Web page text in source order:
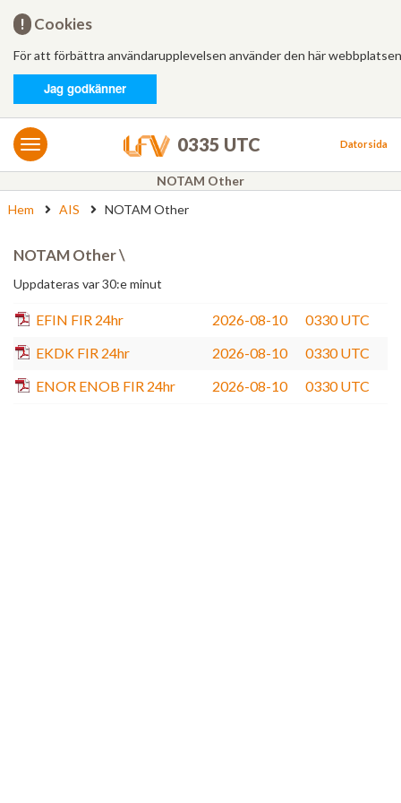
! Cookies
För att förbättra användarupplevelsen använder den här
Jag godkänner
0335 UTC Datorsida
NOTAM Other
Hem
AIS NOTAM Other
NOTAM Other \
Uppdateras var 30:e minut
EFIN FIR 24hr 2026-08-10
0330 UTC
EKDK FIR 24hr
2026-08-10
0330 UTC
ENOR ENOB FIR 24hr
2026-08-10 0330 UTC
Hem
Logga in
MET/AIS
MET
AIS
Bulletiner
FÄRDPLANERING
Ny
Från mall